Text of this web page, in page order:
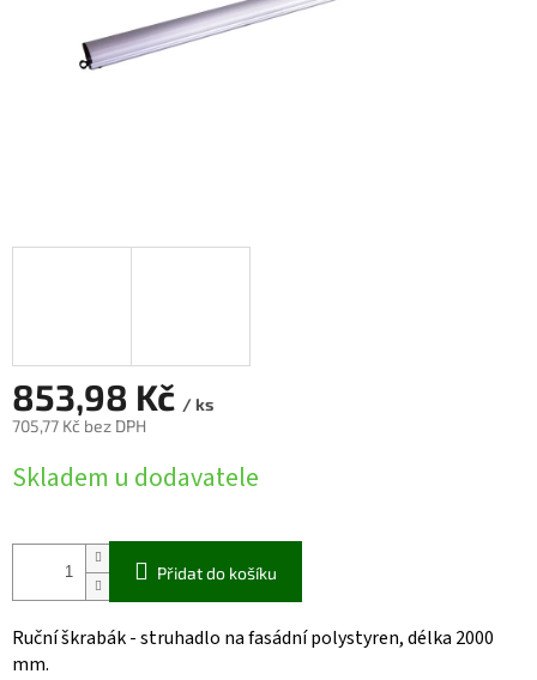
853,98 Kč / ks
705,77 Kč bez DPH
cena:
Skladem u dodavatele
Přidat do košíku
Ruční škrabák - struhadlo na fasádní polystyren, délka 2000
mm.